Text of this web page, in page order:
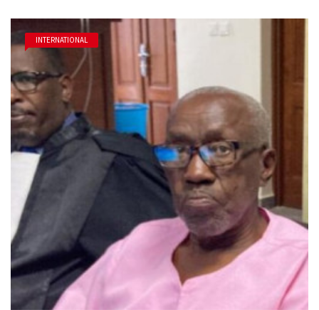
INTERNATIONAL